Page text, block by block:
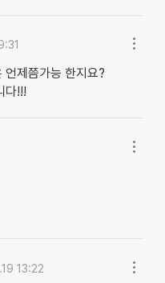
언제쯤가능 한지요?
다!!!
13:22